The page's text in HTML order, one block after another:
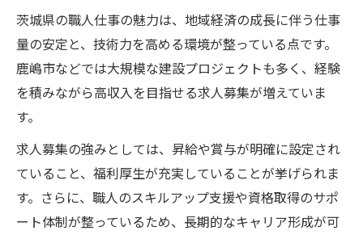
茨城県の職人仕事の魅力は、地域経済の成長に伴う仕事
量の安定と、技術力を高める環境が整っている点です。
鹿嶋市などでは大規模な建設プロジェクトも多く、経験
を積みながら高収入を目指せる求人募集が増えていま
す。
求人募集の強みとしては、昇給や賞与が明確に設定され
ていること、福利厚生が充実していることが挙げられま
す。さらに、職人のスキルアップ支援や資格取得のサポ
ート体制が整っているため、長期的なキャリア形成が可